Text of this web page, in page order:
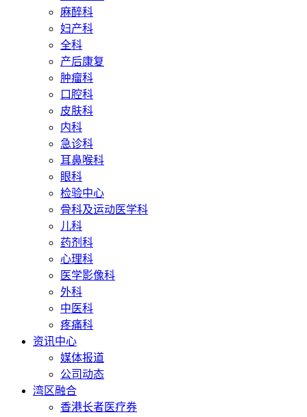
麻醉科
妇产科
全科
产后康复
肿瘤科
口腔科
皮肤科
内科
急诊科
耳鼻喉科
眼科
检验中心
骨科及运动医学科
儿科
药剂科
心理科
医学影像科
外科
中医科
疼痛科
资讯中心
媒体报道
公司动态
湾区融合
香港长者医疗券